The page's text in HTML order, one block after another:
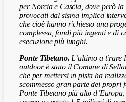
per Norcia e Cascia, dove però
provocati dal sisma implica
che cioè hanno richiesto una
complessa, fondi più ingenti e di
esecuzione più lunghi.
Ponte Tibetano. L’ultimo a tirare
outdoor è stato il Comune di
che per mettersi in pista ha
scommesso gran parte dei propri
Ponte Tibetano più alto